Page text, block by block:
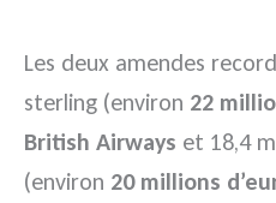
Les deux amendes
sterling (environ 22
British Airways et 18,4
(environ 20 millions